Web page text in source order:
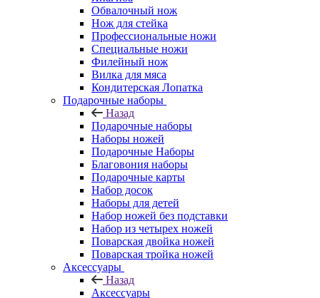
Обвалочный нож
Нож для стейка
Профессиональные ножи
Специальные ножи
Филейный нож
Вилка для мяса
Кондитерская Лопатка
Подарочные наборы
Назад
Подарочные наборы
Наборы ножей
Подарочные Наборы
Благовония наборы
Подарочные карты
Набор досок
Наборы для детей
Набор ножей без подставки
Набор из четырех ножей
Поварская двойка ножей
Поварская тройка ножей
Аксессуары
Назад
Аксессуары